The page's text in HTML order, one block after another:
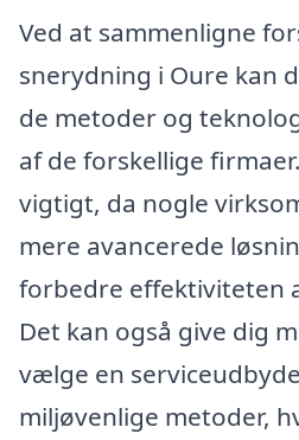
Ved at sammenligne
snerydning i Oure kan
de metoder og
af de forskellige
vigtigt, da nogle
mere avancerede
forbedre effektiviteten
Det kan også give dig
vælge en
miljøvenlige metoder,